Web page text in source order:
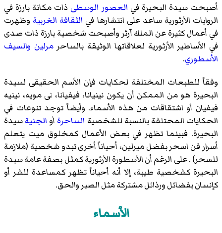
أصبحت سيدة البحيرة في العصور الوسطى ذات مكانة بارزة في
الروايات الأرثورية ساعد على انتشارها في الثقافة الغربية وظهرت
في أعمال كثيرة عن الملك آرثر وأصبحت شخصية بارزة ذات صدى
في الأساطير الأرثورية لعلاقاتها الوثيقة بالساحرمرلين والسيف
الأسطوري.
وفقاً للطبعات المختلفة لحكايات فإن الأسم الحقيقى لسيدة
البحيرة هو من الممكن أن يكون نينيانا، فيفيانا، نى مويه، نينيه
فيفيان أو اشتقاقات من هذه الأسماء. وأيضاً توجد تنوعات في
الحكايات المحتلفة بالنسبة للشخصية الساحرة أو الجنيةسيدة
البحيرة. فبينما تظهر في بعض الأعمال كمخلوق ميت يتعلم
أسرار فن اسحر بفضل ميرلين، أحياناً أخرى تبدو شخصية (ملازمة
للسحر) . على الرغم أن الأسطورة الأرثورية كمثل بصفة عامة سيدة
البحيرة كشخصية طيبة، إلا أنه أحياناً تظهر كمساعدة للشر أو
كإنسان بفضائل ورذائل مشتركة مثل الصبر والحق.
الأسماء